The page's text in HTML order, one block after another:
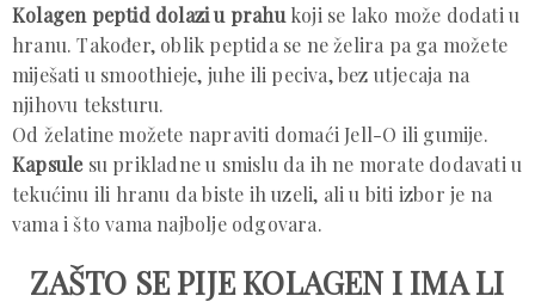
Kolagen peptid dolazi u prahukoji se lako može dodati u
hranu. Također, oblik peptida se ne želira pa ga možete
miješati u smoothieje, juhe ili peciva, bez utjecaja na
njihovu teksturu.
Od želatine možete napraviti domaći Jell-O ili gumije.
Kapsulesu prikladne u smislu da ih ne morate dodavati u
tekućinu ili hranu da biste ih uzeli, ali u biti izbor je na
vama i što vama najbolje odgovara.
ZAŠTO SE PIJE KOLAGEN I IMA LI